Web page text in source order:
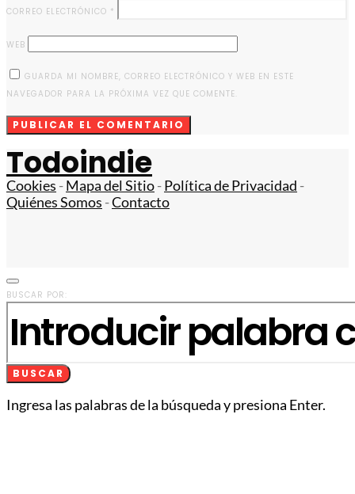
CORREO ELECTRÓNICO *
WEB
GUARDA MI NOMBRE, CORREO ELECTRÓNICO Y WEB EN ESTE
NAVEGADOR PARA LA PRÓXIMA VEZ QUE COMENTE.
Todoindie
Cookies -Mapa del Sitio-Política de Privacidad -
Quiénes Somos -Contacto
BUSCAR POR:
BUSCAR
Ingresa las palabras de la búsqueda y presiona Enter.